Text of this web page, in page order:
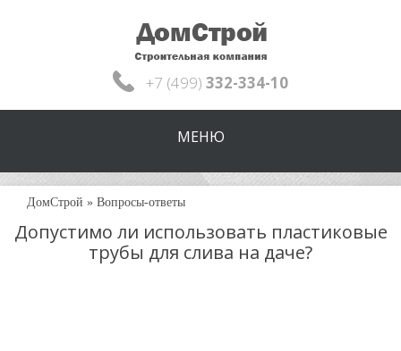
+7 (499) 332-334-10
МЕНЮ
ДомСтрой » Вопросы-ответы
Допустимо ли использовать пластиковые
трубы для слива на даче?